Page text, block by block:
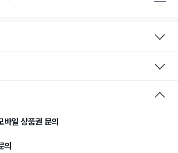
일 상품권 문의
의